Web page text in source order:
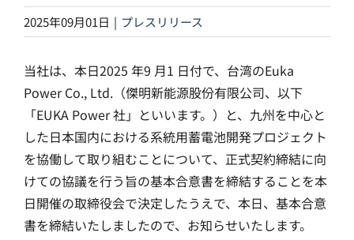
2025年09月01日 | プレスリリース
当社は、本日2025 年9 月1 日付で、台湾のEuka
Power Co., Ltd.（傑明新能源股份有限公司、以下
「EUKA Power 社」といいます。）と、九州を中心と
した日本国内における系統用蓄電池開発プロジェクト
を協働して取り組むことについて、正式契約締結に向
けての協議を行う旨の基本合意書を締結することを本
日開催の取締役会で決定したうえで、本日、基本合意
書を締結いたしましたので、お知らせいたします。